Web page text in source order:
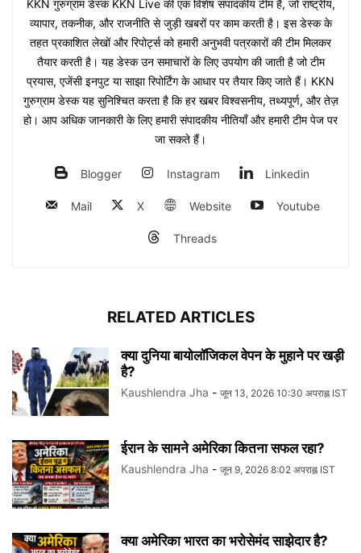
KKN गुरुग्राम डेस्क KKN Live की एक विशेष संपादकीय टीम है, जो राष्ट्रीय,
व्यापार, तकनीक, और राजनीति से जुड़ी खबरों पर काम करती है। इस डेस्क के
तहत प्रकाशित लेखों और रिपोर्ट्स को हमारी अनुभवी पत्रकारों की टीम मिलकर
तैयार करती है। यह डेस्क उन समाचारों के लिए उपयोग की जाती है जो टीम
प्रयास, एजेंसी इनपुट या साझा रिपोर्टिंग के आधार पर तैयार किए जाते हैं। KKN
गुरुग्राम डेस्क यह सुनिश्चित करता है कि हर खबर विश्वसनीय, तथ्यपूर्ण, और तेज़
हो। आप अधिक जानकारी के लिए हमारी संपादकीय नीतियाँ और हमारी टीम पेज पर
जा सकते हैं।
Blogger Instagram Linkedin
Mail X Website Youtube
Threads
RELATED ARTICLES
क्या दुनिया बायोलॉजिकल वेपन के मुहाने पर खड़ी
है?
Kaushlendra Jha - जून 13, 2026 10:30 अपराह्न IST
ईरान के सामने अमेरिका कितना सफल रहा?
Kaushlendra Jha - जून 9, 2026 8:02 अपराह्न IST
क्या अमेरिका भारत का भरोसेमंद साझेदार है?